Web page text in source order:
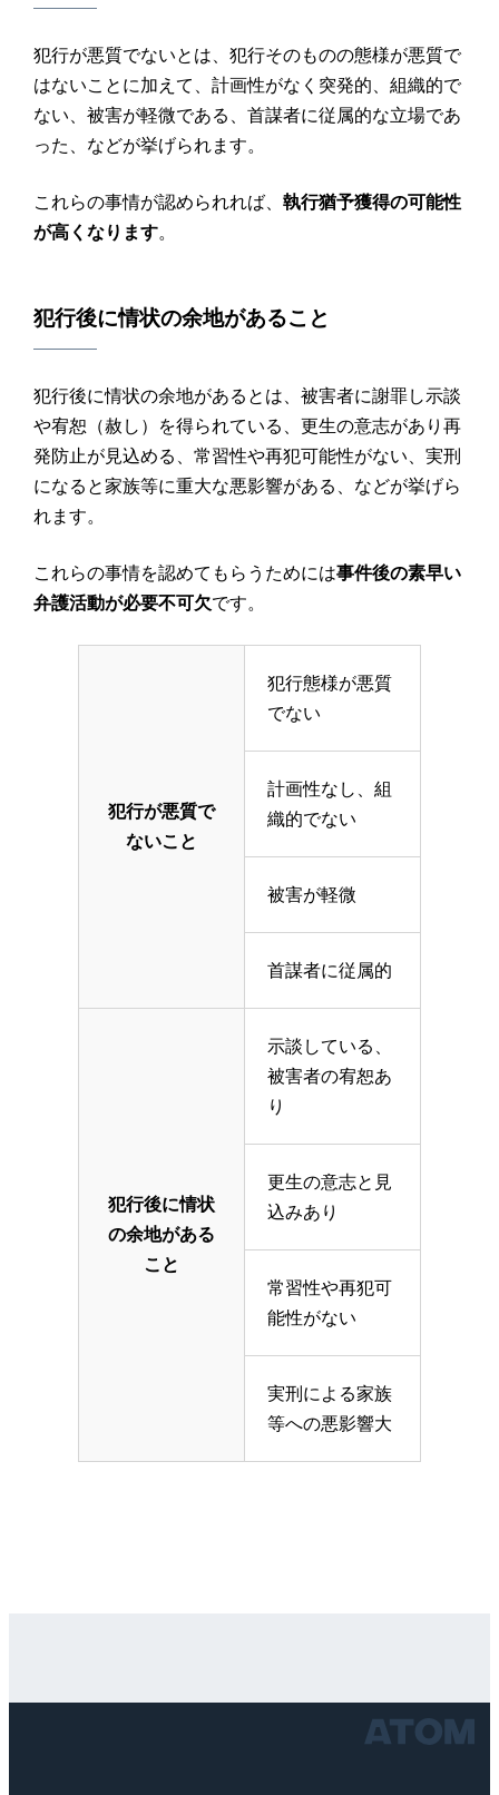
犯行が悪質でないとは、犯行そのものの態様が悪質で
はないことに加えて、計画性がなく突発的、組織的で
ない、被害が軽微である、首謀者に従属的な立場であ
った、などが挙げられます。
これらの事情が認められれば、 執行猶予獲得の可能性
が高くなります。
犯行後に情状の余地があること
犯行後に情状の余地があるとは、被害者に謝罪し示談
や宥恕（赦し）を得られている、更生の意志があり再
発防止が見込める、常習性や再犯可能性がない、実刑
になると家族等に重大な悪影響がある、などが挙げら
れます。
これらの事情を認めてもらうためには事件後の素早い
弁護活動が必要不可欠です。
犯行が悪質で
ないこと
犯行態様が悪質
でない
計画性なし、組
織的でない
被害が軽微
首謀者に従属的
犯行後に情状
の余地がある
こと
示談している、
被害者の宥恕あ
り
更生の意志と見
込みあり
常習性や再犯可
能性がない
実刑による家族
等への悪影響大